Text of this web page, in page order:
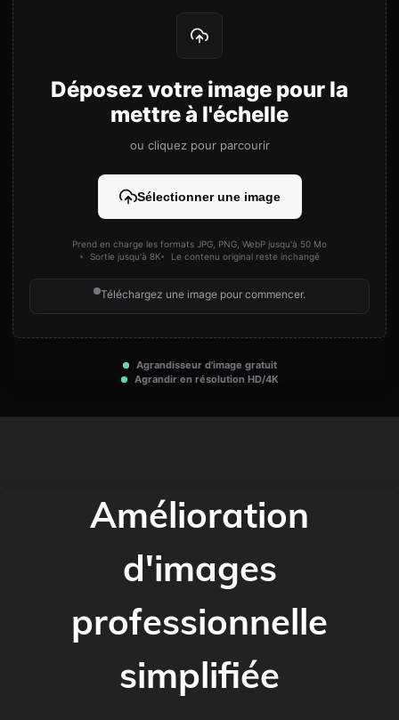
Déposez votre image pour la
mettre à l'échelle
ou cliquez pour parcourir
Sélectionner une image
Prend en charge les formats JPG, PNG, WebP jusqu'à 50 Mo
Sortie jusqu'à 8K
Le contenu original reste inchangé
Téléchargez une image pour commencer.
Agrandisseur d'image gratuit
Agrandir en résolution HD/4K
Amélioration
d'images
professionnelle
simplifiée